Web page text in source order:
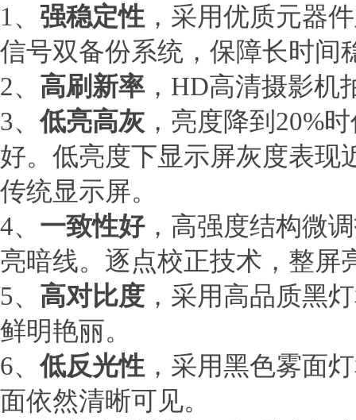
1、 强稳定性 ，采用优质元器
信号双备份系统，保障长时间
2、 高刷新率 ，HD高清摄影机
3、低亮高灰 ，亮度降到20%
好。低亮度下显示屏灰度表现
传统显示屏。
4、 一致性好，高强度结构微
亮暗线。逐点校正技术，整屏
5、 高对比度 ，采用高品质黑
鲜明艳丽。
6、低反光性 ，采用黑色雾面
面依然清晰可见。